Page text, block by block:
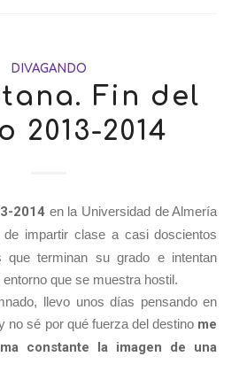
DIVAGANDO
Fin del
2013-2014
2014en la Universidad de Almería
de impartir clase a casi doscientos
que terminan su grado e intentan
que se muestra hostil.
llevo unos días pensando en
no sé por qué fuerza del destino me
constante la imagen de una